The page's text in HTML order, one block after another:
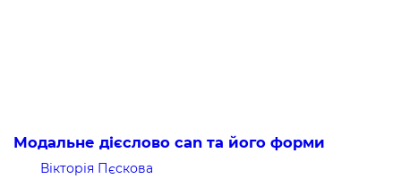
Модальне дієслово can та його форми
Вікторія Пєскова